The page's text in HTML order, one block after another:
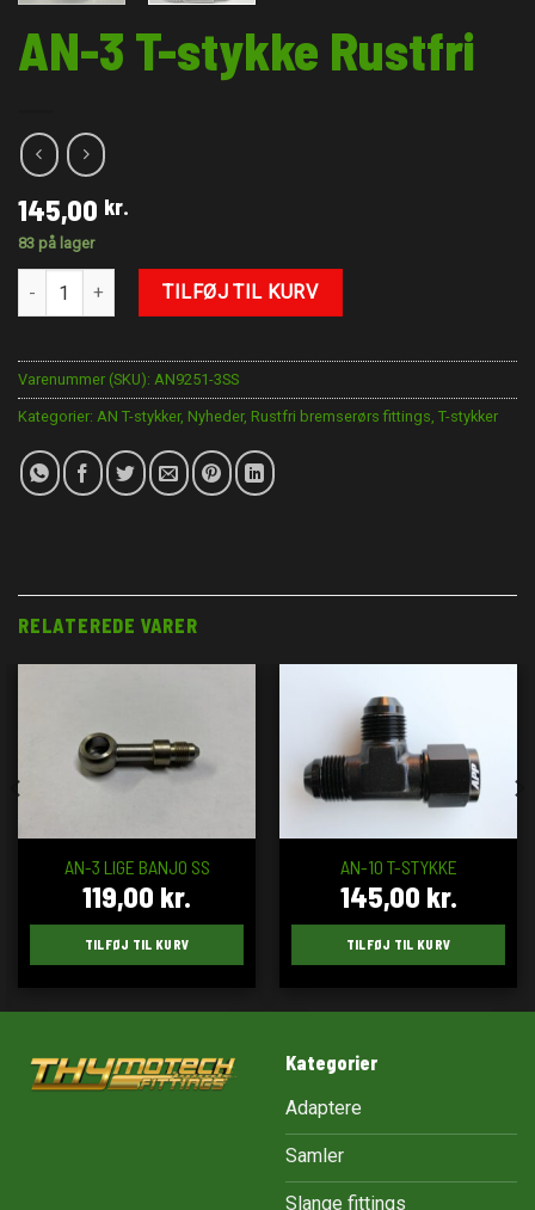
AN-3 T-stykke Rustfri
145,00 kr.
83 på lager
AN-3 T-stykke Rustfri antalTILFØJ TIL KURV
Varenummer (SKU): AN9251-3SS
Kategorier: AN T-stykker, Nyheder, Rustfri bremserørs fittings, T-stykker
RELATEREDE VARER
AN-3 LIGE BANJO SS
119,00 kr.
TILFØJ TIL KURV
AN-10 T-STYKKE
145,00 kr.
TILFØJ TIL KURV
Kategorier
Adaptere
Samler
Slange fittings